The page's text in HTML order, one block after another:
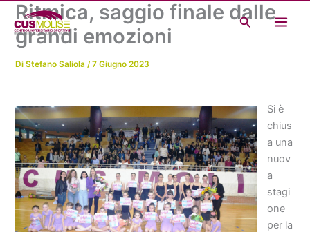
contenuto
Cerca
Ritmica, saggio finale dalle
grandi emozioni
DiStefano Saliola/7 Giugno 2023
Si è
chius
a una
nuov
a
stagi
one
per la